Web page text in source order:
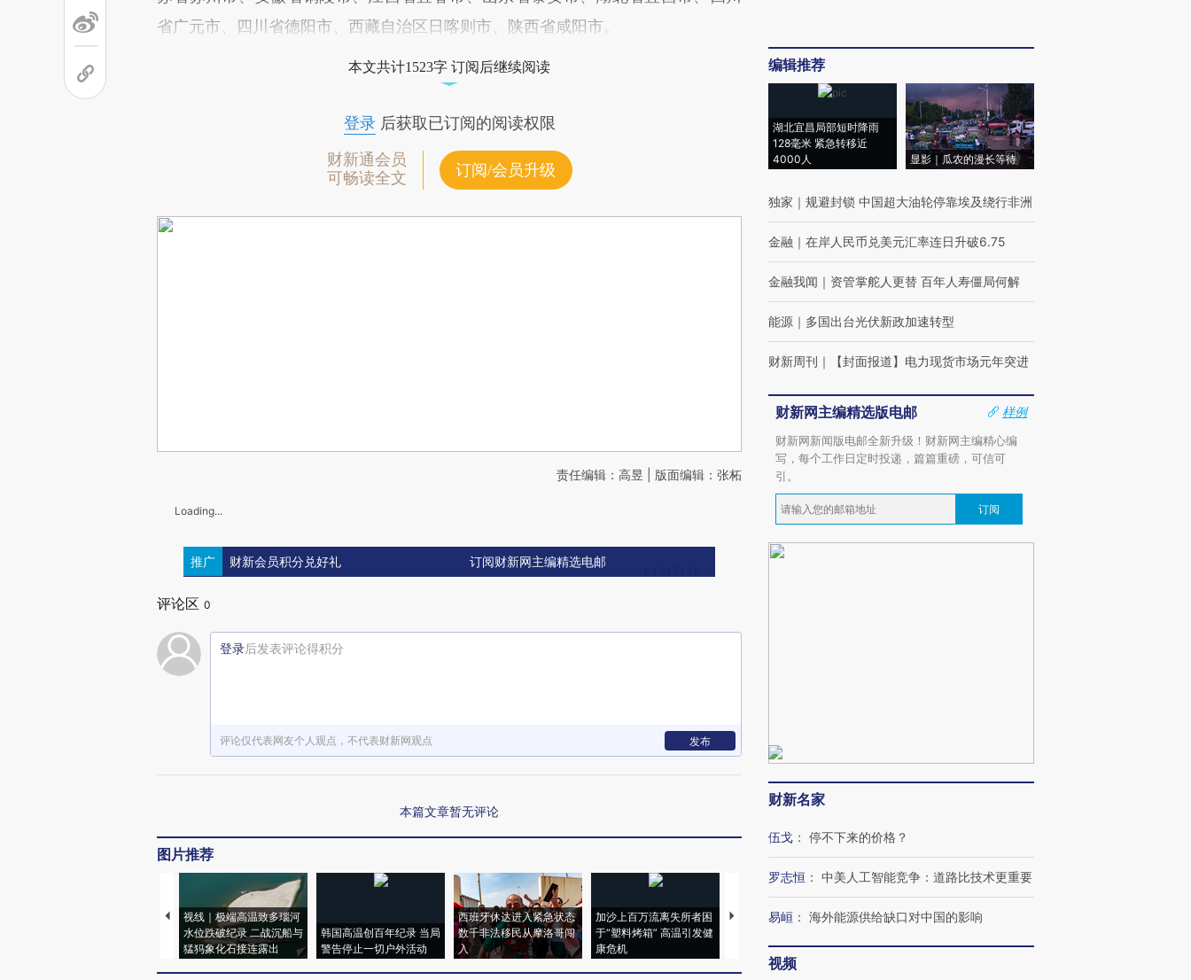
省广元市、四川省德阳市、西藏自治区日喀则市、陕西省咸阳市。
本文共计1523字 订阅后继续阅读
登录后获取已订阅的阅读权限
财新通会员
可畅读全文
订阅/会员升级
责任编辑：高昱 | 版面编辑：张柘
Loading...
推广 财新会员积分兑好礼 订阅财新网主编精选电邮
评论区 0
登录后发表评论得积分
评论仅代表网友个人观点，不代表财新网观点 发布
本篇文章暂无评论
图片推荐
视线｜极端高温致多瑙河
水位跌破纪录 二战沉船与
猛犸象化石接连露出
韩国高温创百年纪录 当局
警告停止一切户外活动
西班牙休达进入紧急状态
数千非法移民从摩洛哥闯
入
加沙上百万流离失所者困
于“塑料烤箱” 高温引发健
康危机
视线｜HYROX的吸金
心“花钱找虐”？
马航飞行员跨国走私7万
毒品
育部长拱下台
编辑推荐
湖北宜昌局部短时降雨
128毫米 紧急转移近
4000人
显影｜瓜农的漫长等待
独家 ｜ 规避封锁 中国超大油轮停靠埃及绕行非洲
金融 ｜ 在岸人民币兑美元汇率连日升破6.75
金融我闻 ｜ 资管掌舵人更替 百年人寿僵局何解
能源 ｜ 多国出台光伏新政加速转型
财新周刊 ｜ 【封面报道】电力现货市场元年突进
财新网主编精选版电邮
样例
财新网新闻版电邮全新升级！财新网主编精心编
写，每个工作日定时投递，篇篇重磅，可信可
引。
订阅
财新名家
伍戈 ： 停不下来的价格？
罗志恒 ： 中美人工智能竞争：道路比技术更重要
易峘 ： 海外能源供给缺口对中国的影响
视频